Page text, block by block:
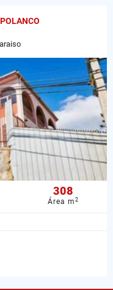
308
Área m2